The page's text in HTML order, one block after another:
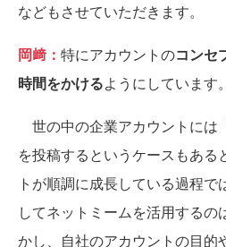
などもさせていただきます。
岡﨑： 特にアカウントのコンセ
時間をかけるようにしています。
世の中の企業アカウントには
を投稿するというケースもある
トが順調に成長している過程で
してネットミームを活用するの
かし、自社のアカウントの目的